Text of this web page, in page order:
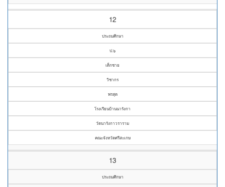
12
ประถมศึกษา
ป.๖
เด็กชาย
วิชากร
พรสุด
โรงเรียนบ้านนารังกา
วัดนารังกาวราราม
คณะจังหวัดศรีสะเกษ
13
ประถมศึกษา